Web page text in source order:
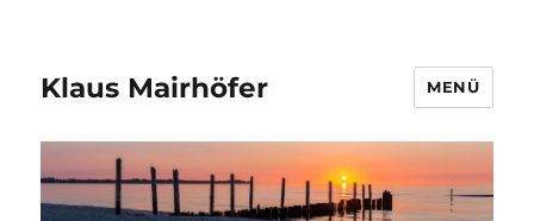
Klaus Mairhöfer MENÜ